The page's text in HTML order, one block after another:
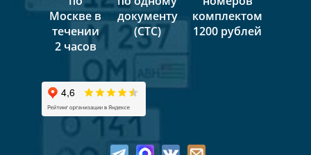
Москве в
течении
2 часов
документу
(СТС)
комплектом
1200 рублей